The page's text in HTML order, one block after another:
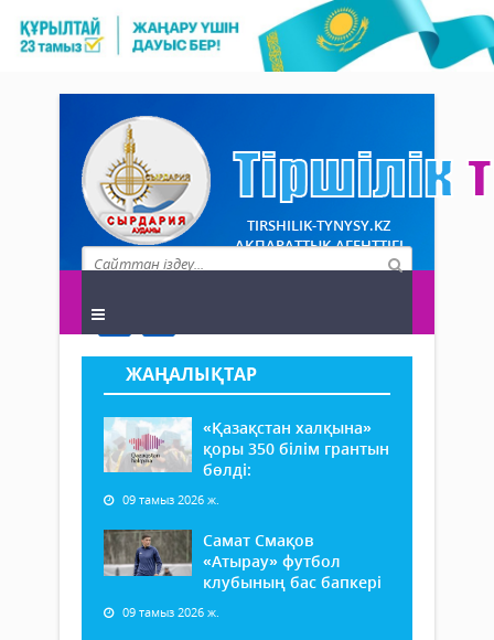
TIRSHILIK-TYNYSY.KZ
АҚПАРАТТЫҚ АГЕНТТІГІ
ЖАҢАЛЫҚТАР
«Қазақстан халқына»
қоры 350 білім грантын
бөлді:
09 тамыз 2026 ж.
Самат Смақов
«Атырау» футбол
клубының бас бапкері
09 тамыз 2026 ж.